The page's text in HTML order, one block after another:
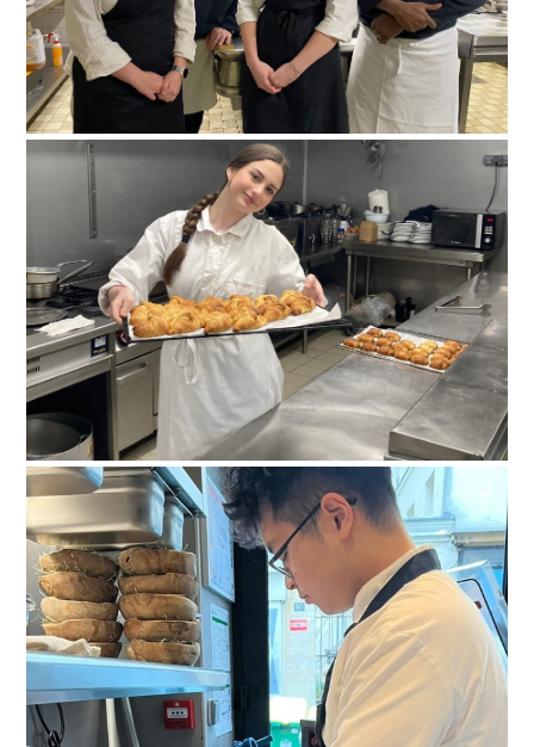
paris-028
paris-029